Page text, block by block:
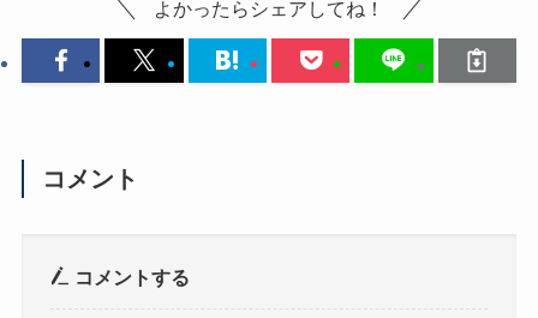
よかったらシェアしてね！
コメント
コメントする